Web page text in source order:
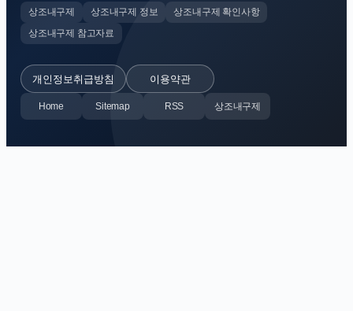
상조내구제 상조내구제 정보
상조내구제 확인사항
상조내구제 참고자료
개인정보취급방침 이용약관
Home Sitemap RSS 상조내구제